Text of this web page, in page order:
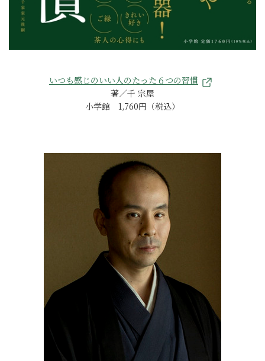
いつも感じのいい人のたった６つの習慣
著／千 宗屋
小学館 1,760円（税込）